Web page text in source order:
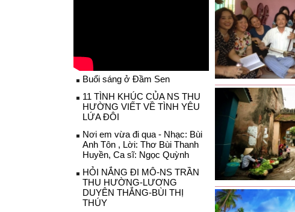
Buổi sáng ở Đầm Sen
11 TÌNH KHÚC CỦA NS THU
HƯỜNG VIẾT VỀ TÌNH YÊU
LỨA ĐÔI
Nơi em vừa đi qua - Nhạc: Bùi
Anh Tôn , Lời: Thơ Bùi Thanh
Huyền, Ca sĩ: Ngọc Quỳnh
HỎI NẮNG ĐI MÔ-NS TRẦN
THU HƯỜNG-LƯƠNG
DUYÊN THẮNG-BÙI THỊ
THÚY